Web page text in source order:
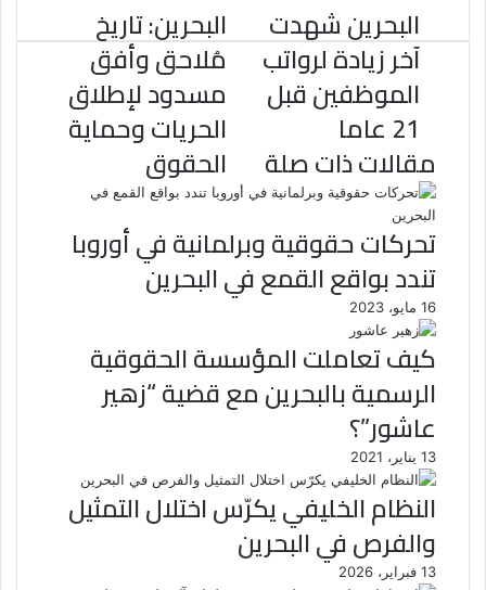
س
ت
البحرين: تاريخ
مُلاحق وأفق
مسدود لإطلاق
الحريات وحماية
الحقوق
البحرين شهدت
آخر زيادة لرواتب
الموظفين قبل
21 عاما
مقالات ذات صلة
تحركات حقوقية وبرلمانية في أوروبا
تندد بواقع القمع في البحرين
16 مايو، 2023
كيف تعاملت المؤسسة الحقوقية
الرسمية بالبحرين مع قضية “زهير
عاشور”؟
13 يناير، 2021
النظام الخليفي يكرّس اختلال التمثيل
والفرص في البحرين
13 فبراير، 2026